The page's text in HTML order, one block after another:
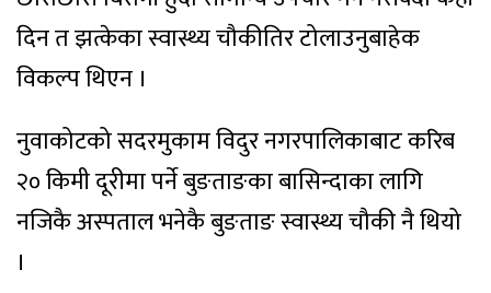
दिन त झत्केका स्वास्थ्य चौकीतिर टोलाउनुबाहेक
विकल्प थिएन ।
नुवाकोटको सदरमुकाम विदुर नगरपालिकाबाट करिब
२० किमी दूरीमा पर्ने बुङताङका बासिन्दाका लागि
नजिकै अस्पताल भनेकै बुङताङ स्वास्थ्य चौकी नै थियो
।